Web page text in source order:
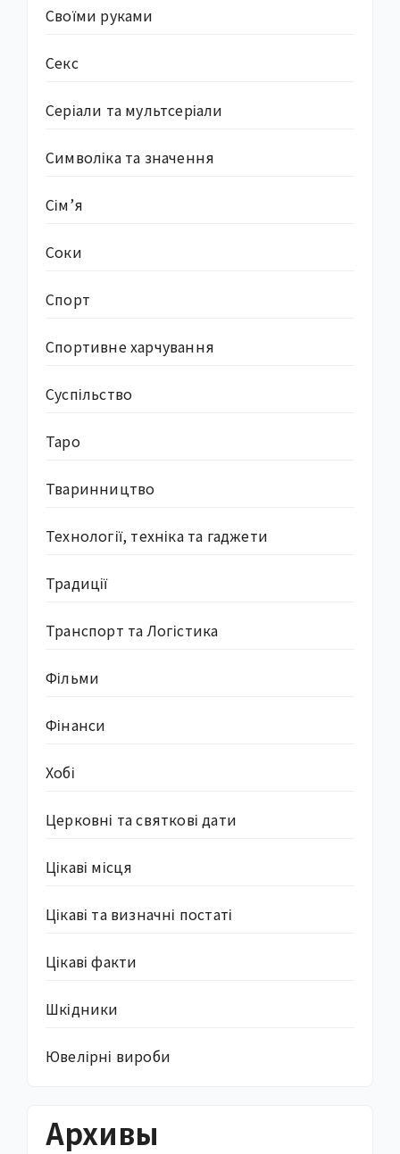
Своїми руками
Секс
Серіали та мультсеріали
Символіка та значення
Сім’я
Соки
Спорт
Спортивне харчування
Суcпільство
Таро
Тваринництво
Технології, техніка та гаджети
Традиції
Транспорт та Логістика
Фільми
Фінанси
Хобі
Церковні та святкові дати
Цікаві місця
Цікаві та визначні постаті
Цікаві факти
Шкідники
Ювелірні вироби
Архивы